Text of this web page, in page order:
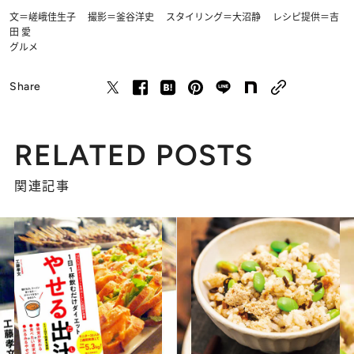
文＝嵯峨佳生子 撮影＝釜谷洋史 スタイリング＝大沼静 レシピ提供＝吉
田 愛
グルメ
Share
RELATED POSTS
関連記事